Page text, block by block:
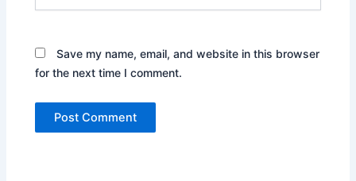
Save my name, email, and website in this browser
for the next time I comment.